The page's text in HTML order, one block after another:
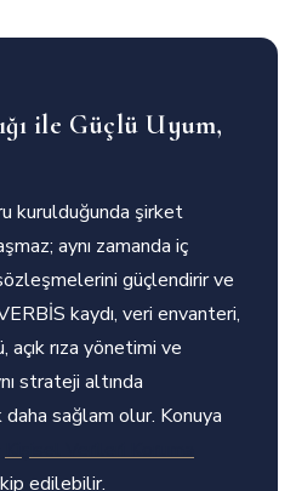
ile Güçlü Uyum,
kurulduğunda şirket
aynı zamanda iç
güçlendirir ve
kaydı, veri envanteri,
rıza yönetimi ve
strateji altında
daha sağlam olur. Konuya
Kişisel Verileri Koruma
edilebilir.